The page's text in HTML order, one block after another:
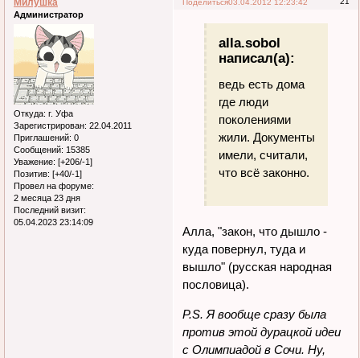
Администратор
Откуда: г. Уфа
Зарегистрирован: 22.04.2011
Приглашений: 0
Сообщений: 15385
Уважение: [+206/-1]
Позитив: [+40/-1]
Провел на форуме:
2 месяца 23 дня
Последний визит:
05.04.2023 23:14:09
alla.sobol
написал(а):
ведь есть дома
где люди
поколениями
жили. Документы
имели, считали,
что всё законно.
Алла, "закон, что дышло -
куда повернул, туда и
вышло" (русская народная
пословица).
P.S. Я вообще сразу была
против этой дурацкой идеи
с Олимпиадой в Сочи. Ну,